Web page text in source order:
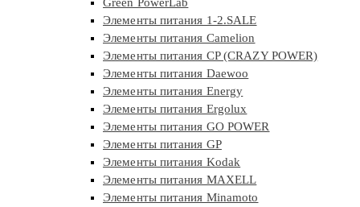
Green PowerLab
Элементы питания 1-2.SALE
Элементы питания Camelion
Элементы питания CP (CRAZY POWER)
Элементы питания Daewoo
Элементы питания Energy
Элементы питания Ergolux
Элементы питания GO POWER
Элементы питания GP
Элементы питания Kodak
Элементы питания MAXELL
Элементы питания Minamoto